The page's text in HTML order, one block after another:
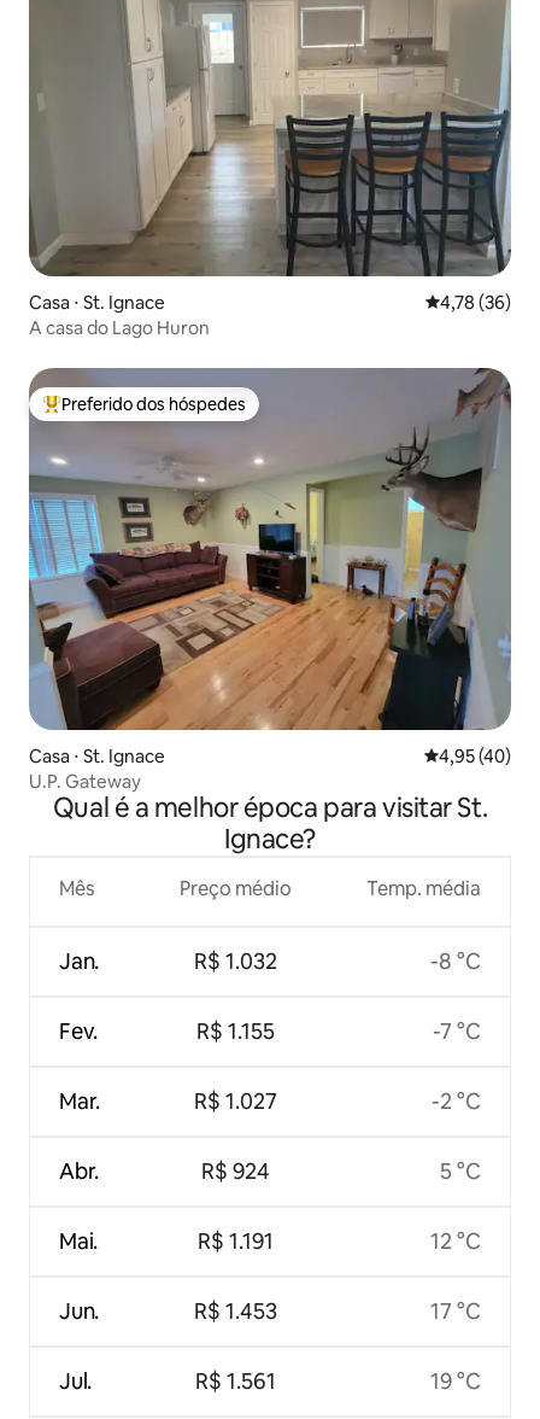
Casa ⋅ St. Ignace 4,78 de uma
4,78 (36)
A casa do Lago Huron
Entre os melhores preferidos dos hóspedes
Preferido dos hóspedes
Casa ⋅ St. Ignace 4,95 de uma
4,95 (40)
U.P. Gateway
Qual é a melhor época para visitar St.
Ignace?
Mês
Jan.
Fev.
Mar.
Abr.
Mai.
Jun.
Jul.
Preço médio
R$ 1.032
R$ 1.155
R$ 1.027
R$ 924
R$ 1.191
R$ 1.453
R$ 1.561
Temp. média
-8 °C
-7 °C
-2 °C
5 °C
12 °C
17 °C
19 °C